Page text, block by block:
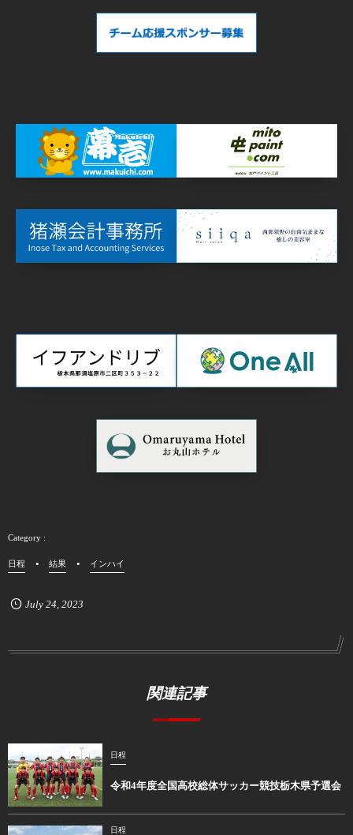
日程 結果 インハイ
July 24 2023
関連記事
日程
令和4年度全国高校総体サッカー競技栃木県予選会
日程